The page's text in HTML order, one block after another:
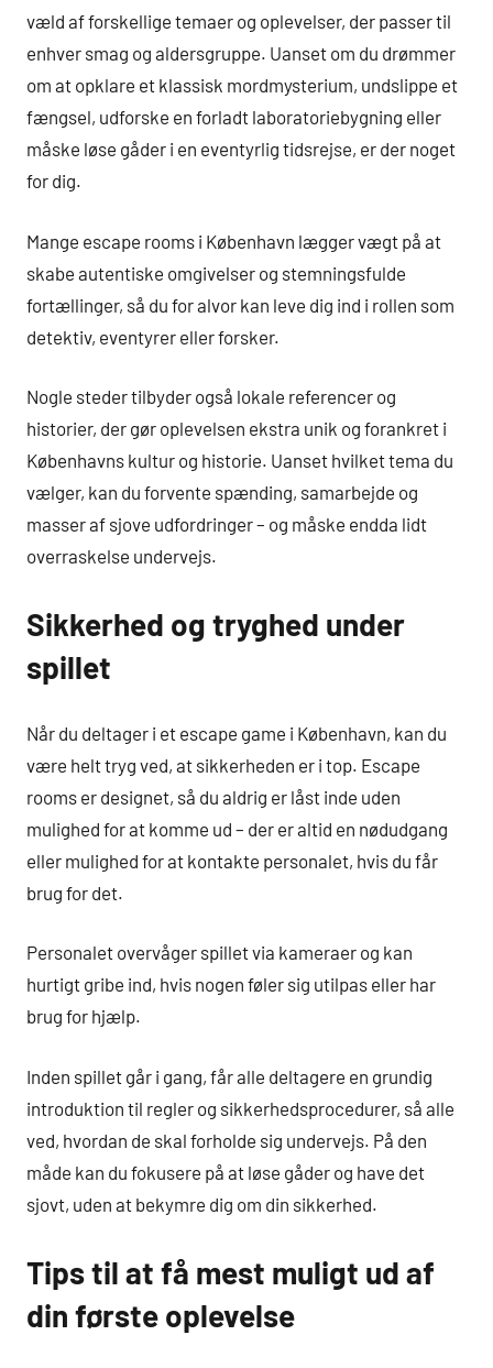
væld af forskellige temaer og oplevelser, der passer til
enhver smag og aldersgruppe. Uanset om du drømmer
om at opklare et klassisk mordmysterium, undslippe et
fængsel, udforske en forladt laboratoriebygning eller
måske løse gåder i en eventyrlig tidsrejse, er der noget
for dig.
Mange escape rooms i København lægger vægt på at
skabe autentiske omgivelser og stemningsfulde
fortællinger, så du for alvor kan leve dig ind i rollen som
detektiv, eventyrer eller forsker.
Nogle steder tilbyder også lokale referencer og
historier, der gør oplevelsen ekstra unik og forankret i
Københavns kultur og historie. Uanset hvilket tema du
vælger, kan du forvente spænding, samarbejde og
masser af sjove udfordringer – og måske endda lidt
overraskelse undervejs.
Sikkerhed og tryghed under
spillet
Når du deltager i et escape game i København, kan du
være helt tryg ved, at sikkerheden er i top. Escape
rooms er designet, så du aldrig er låst inde uden
mulighed for at komme ud – der er altid en nødudgang
eller mulighed for at kontakte personalet, hvis du får
brug for det.
Personalet overvåger spillet via kameraer og kan
hurtigt gribe ind, hvis nogen føler sig utilpas eller har
brug for hjælp.
Inden spillet går i gang, får alle deltagere en grundig
introduktion til regler og sikkerhedsprocedurer, så alle
ved, hvordan de skal forholde sig undervejs. På den
måde kan du fokusere på at løse gåder og have det
sjovt, uden at bekymre dig om din sikkerhed.
Tips til at få mest muligt ud af
din første oplevelse